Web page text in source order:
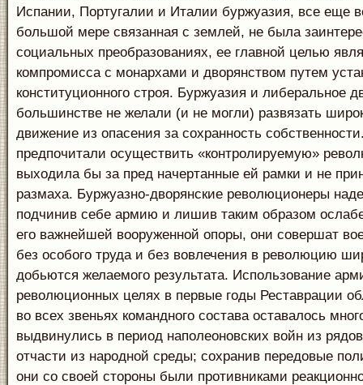
Испании, Португалии и Италии буржуазия, все еще
большой мере связанная с землей, не была
социальных преобразованиях, ее главной целью
компромисса с монархами и дворянством путем
конституционного строя. Буржуазия и либеральное
большинстве не желали (и не могли) развязать
движение из опасения за сохранность
предпочитали осуществить «контролируемую»
выходила бы за пред начертанные ей рамки и не
размаха. Буржуазно-дворянские революционеры
подчинив себе армию и лишив таким образом
его важнейшей вооруженной опоры, они совершат
без особого труда и без вовлечения в революцию
добьются желаемого результата. Использование
революционных целях в первые годы Реставрации
во всех звеньях командного состава оставалось
выдвинулись в период наполеоновских войн из
отчасти из народной среды; сохранив передовые
они со своей стороны были противниками